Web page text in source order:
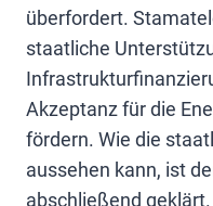
überfordert.
staatliche
Akzeptanz für die
fördern. Wie die
aussehen kann, ist
abschließend